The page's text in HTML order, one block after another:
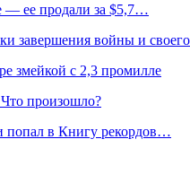
— ее продали за $5,7…
завершения войны и
змейкой с 2,3 промилле
произошло?
попал в Книгу рекордов…